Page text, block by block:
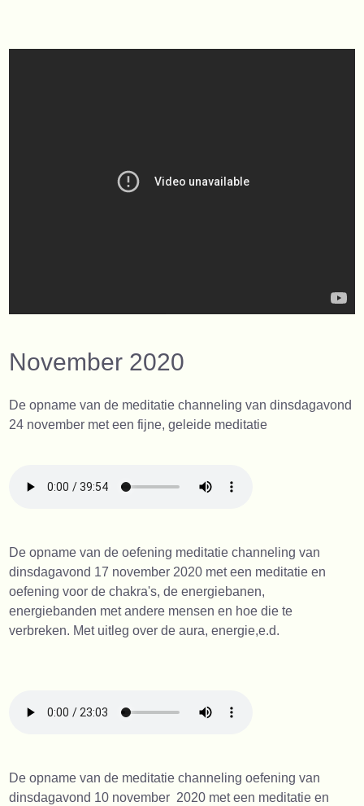
November 2020
De opname van de meditatie channeling van dinsdagavond
24 november met een fijne, geleide meditatie
De opname van de oefening meditatie channeling van
dinsdagavond 17 november 2020 met een meditatie en
oefening voor de chakra's, de energiebanen,
energiebanden met andere mensen en hoe die te
verbreken. Met uitleg over de aura, energie,e.d.
De opname van de meditatie channeling oefening van
dinsdagavond 10 november 2020 met een meditatie en